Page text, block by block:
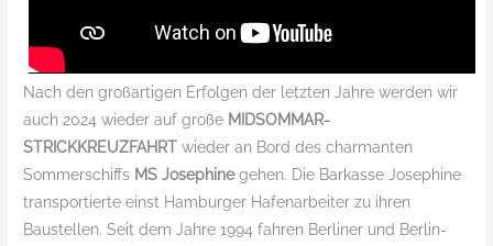
Nach den großartigen Erfolgen der letzten Jahre werden wir
auch 2024 wieder auf große MIDSOMMAR-
STRICKKREUZFAHRT wieder an Bord des charmanten
Sommerschiffs MS Josephinegehen. Die Barkasse Josephine
transportierte einst Hamburger Hafenarbeiter zu ihren
Baustellen. Seit dem Jahre 1994 fahren Berliner und Berlin-